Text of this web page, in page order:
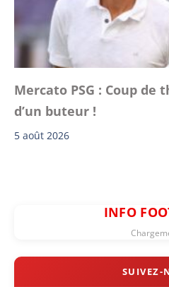
Mercato PSG : Coup de
d’un buteur !
5 août 2026
INFO